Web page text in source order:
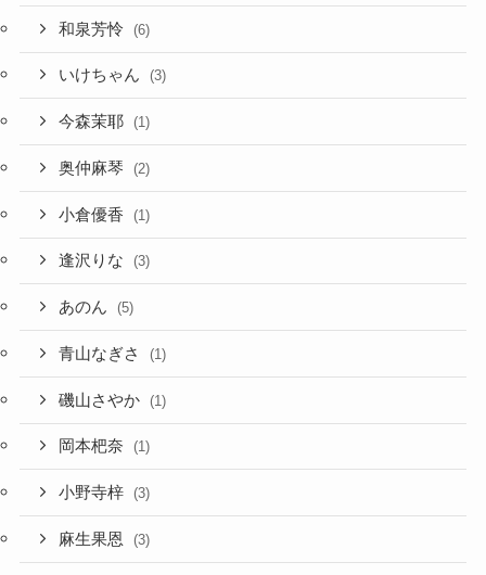
和泉芳怜 (6)
いけちゃん (3)
今森茉耶 (1)
奥仲麻琴 (2)
小倉優香 (1)
逢沢りな (3)
あのん (5)
青山なぎさ (1)
磯山さやか (1)
岡本杷奈 (1)
小野寺梓 (3)
麻生果恩 (3)